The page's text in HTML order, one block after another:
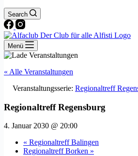
Search
Menü
« Alle Veranstaltungen
Veranstaltungsserie: Regionaltreff
Regionaltreff Regensburg
4. Januar 2030 @ 20:00
« Regionaltreff Balingen
Regionaltreff Borken »